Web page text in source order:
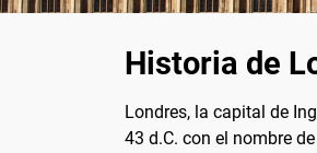
Historia de
Londres, la capital de
43 d.C. con el nombre